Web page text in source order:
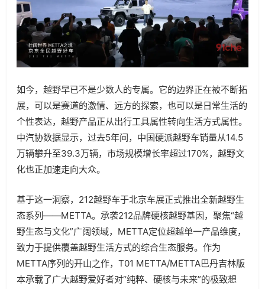
如今，越野早已不是少数人的专属。它的边界正在被不断拓
展，可以是赛道的激情、远方的探索，也可以是日常生活的
个性表达，越野产品正从出行工具属性转向生活方式属性。
中汽协数据显示，过去5年间，中国硬派越野车销量从14.5
万辆攀升至39.3万辆，市场规模增长率超过170%，越野文
化也正加速走向大众。
基于这一洞察，212越野车于北京车展正式推出全新越野生
态系列——METTA。承袭212品牌硬核越野基因，聚焦“越
野生态与文化”广阔领域，METTA定位超越单一产品维度，
致力于提供覆盖越野生活方式的综合生态服务。作为
METTA序列的开山之作，T01 METTA/METTA巴丹吉林版
本承载了广大越野爱好者对“纯粹、硬核与未来”的极致想